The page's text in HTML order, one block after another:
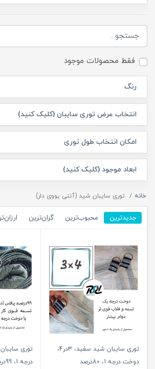
فقط محصولات موجود
رنگ
انتخاب عرض توری سایبان (کلیک کنید)
امکان انتخاب طول توری
ابعاد موجود (کلیک کنید)
خانه توری‌ سایبان شید (آنتی یووی دار)
جدیدترین محبوب‌ترین گران‌ترین
توری سایبان شید سفید، 3در4،
دوخت درجه 1، 80درصد
درجه 1، 99درصد پلاس